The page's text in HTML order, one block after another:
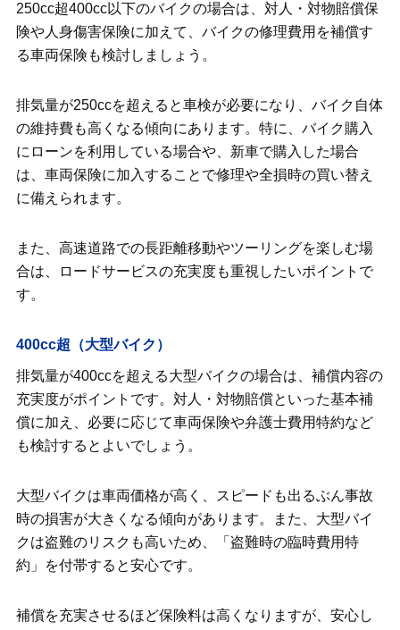
250cc超400cc以下のバイクの場合は、対人・対物賠償保
険や人身傷害保険に加えて、バイクの修理費用を補償す
る車両保険も検討しましょう。
排気量が250ccを超えると車検が必要になり、バイク自体
の維持費も高くなる傾向にあります。特に、バイク購入
にローンを利用している場合や、新車で購入した場合
は、車両保険に加入することで修理や全損時の買い替え
に備えられます。
また、高速道路での長距離移動やツーリングを楽しむ場
合は、ロードサービスの充実度も重視したいポイントで
す。
400cc超（大型バイク）
排気量が400ccを超える大型バイクの場合は、補償内容の
充実度がポイントです。対人・対物賠償といった基本補
償に加え、必要に応じて車両保険や弁護士費用特約など
も検討するとよいでしょう。
大型バイクは車両価格が高く、スピードも出るぶん事故
時の損害が大きくなる傾向があります。また、大型バイ
クは盗難のリスクも高いため、「盗難時の臨時費用特
約」を付帯すると安心です。
補償を充実させるほど保険料は高くなりますが、安心し